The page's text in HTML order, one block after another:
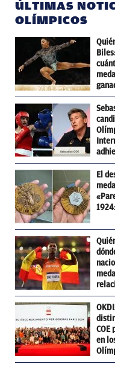
ÚLTIMAS
OLÍMPICOS
El
COE
en